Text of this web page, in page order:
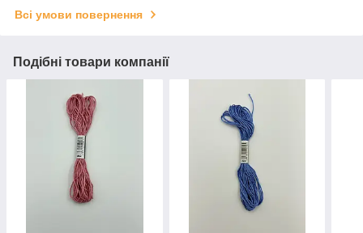
Всі умови повернення
Подібні товари компанії